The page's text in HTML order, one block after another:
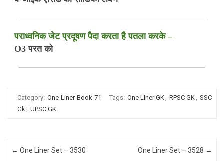
पराध्वनिक जेट प्रदूषण पैदा करता है पतला करके –
O3 परत को
Category: One-Liner-Book-71 Tags: One LIner GK, RPSC GK, SSC
Gk, UPSC GK
Post navigation
← One Liner Set – 3530 One Liner Set – 3528 →